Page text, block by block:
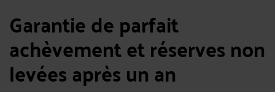
Garantie de parfait
achèvement et réserves non
levées après un an